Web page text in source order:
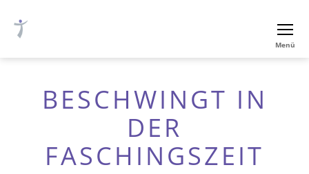
luth.
Nürnberg
Menü
BESCHWINGT IN
DER
FASCHINGSZEIT